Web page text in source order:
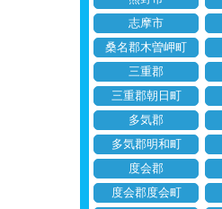
志摩市
桑名郡木曽岬町
三重郡
三重郡朝日町
多気郡
多気郡明和町
度会郡
度会郡度会町